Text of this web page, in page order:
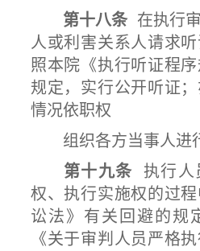
第十八条 在执行
人或利害关系人请求
照本院《执行听证程
规定，实行公开听证
情况依职权
组织各方当事人进行
第十九条 执行人
权、执行实施权的过
讼法》有关回避的规
《关于审判人员严格